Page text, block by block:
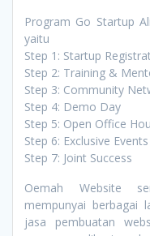
Program Go Startup
yaitu
Step 1: Startup
Step 2: Training &
Step 3: Community
Step 4: Demo Day
Step 5: Open Office
Step 6: Exclusive Events
Step 7: Joint Success
Oemah Website
mempunyai berbagai
jasa pembuatan